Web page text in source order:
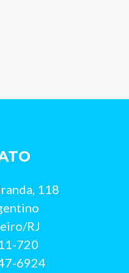
118
RJ
720
6924